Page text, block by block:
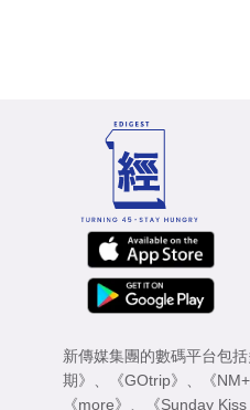
新傳媒集團的數碼平台包
期》 、 《GOtrip》 、 《
《more》 、 《Sunday Kiss